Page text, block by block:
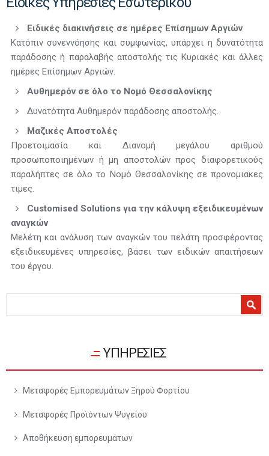
Ειδικές διακινήσεις σε ημέρες Επίσημων Αργιών
Κατόπιν συνεννόησης και συμφωνίας, υπάρχει η δυνατότητα
παράδοσης ή παραλαβής αποστολής τις Κυριακές και άλλες
ημέρες Επίσημων Αργιών.
Αυθημερόν σε όλο το Νομό Θεσσαλονίκης
Δυνατότητα Αυθημερόν παράδοσης αποστολής.
Μαζικές Αποστολές
Προετοιμασία και Διανομή μεγάλου αριθμού
προσωποποιημένων ή μη αποστολών προς διαφορετικούς
παραλήπτες σε όλο το Νομό Θεσσαλονίκης σε προνομιακες
τιμες.
Customised Solutions για την κάλυψη εξειδικευμένων
αναγκών
Μελέτη και ανάλυση των αναγκών του πελάτη προσφέροντας
εξειδικευμένες υπηρεσίες, βάσει των ειδικών απαιτήσεων
του έργου.
ΥΠΗΡΕΣΙΕΣ
Μεταφορές Εμπορευμάτων Ξηρού Φορτίου
Μεταφορές Προϊόντων Ψυγείου
Αποθήκευση εμπορευμάτων